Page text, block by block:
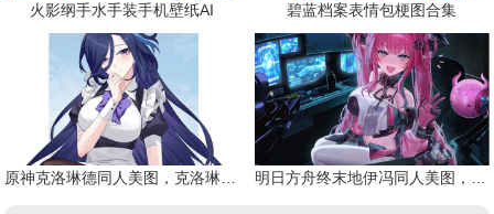
火影纲手水手装手机壁纸AI 碧蓝档案表情包梗图合集